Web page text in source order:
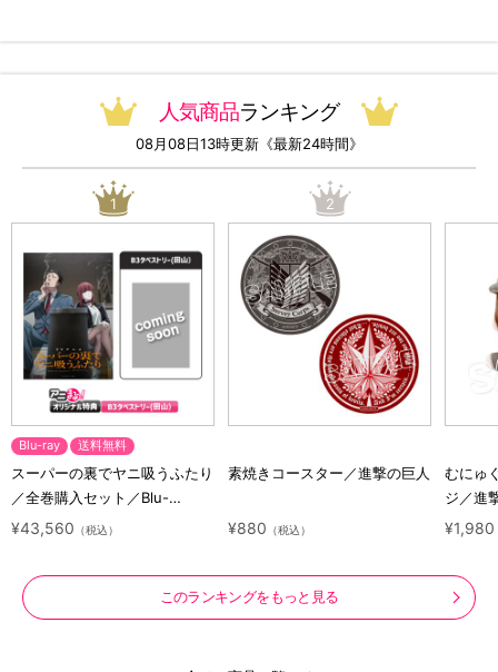
人気商品ランキング
08月08日13時更新《最新24時間》
1
Blu-ray 送料無料
スーパーの裏でヤニ吸うふたり
／全巻購入セット／Blu-
ray（アニまるっ！オリジナル
¥43,560 （税込）
2
素焼きコースター／進撃の巨人
¥880 （税込）
むにゅ
ジ／進
ラクタ
¥1,980
このランキングをもっと見る